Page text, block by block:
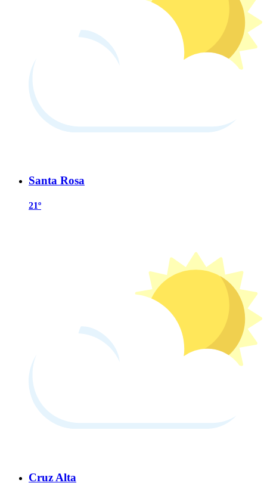
Santa Rosa
21º
Cruz Alta